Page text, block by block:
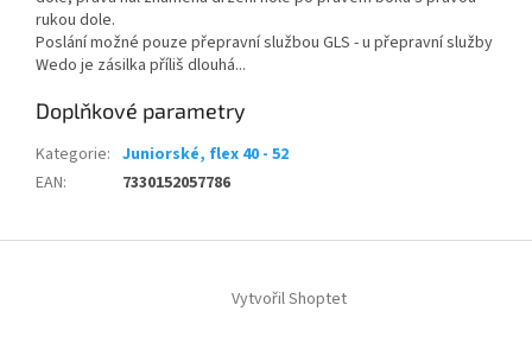
rukou dole.
Poslání možné pouze přepravní službou GLS - u přepravní služby
Wedo je zásilka příliš dlouhá...
Doplňkové parametry
Kategorie: Juniorské, flex 40 - 52
EAN: 7330152057786
Vytvořil Shoptet